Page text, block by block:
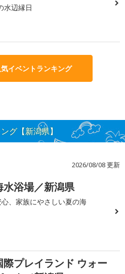
水辺縁日
イベントランキング
グ【新潟県】
2026/08/08 更新
水浴場／新潟県
、家族にやさしい夏の海
際プレイランド ウォー